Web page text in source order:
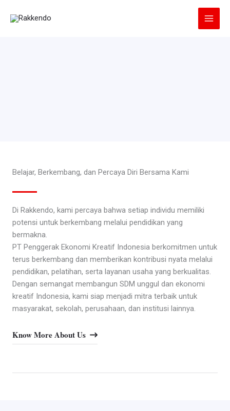
Belajar, Berkembang, dan Percaya Diri Bersama Kami
Di Rakkendo, kami percaya bahwa setiap individu memiliki
potensi untuk berkembang melalui pendidikan yang
bermakna.
PT Penggerak Ekonomi Kreatif Indonesia berkomitmen untuk
terus berkembang dan memberikan kontribusi nyata melalui
pendidikan, pelatihan, serta layanan usaha yang berkualitas.
Dengan semangat membangun SDM unggul dan ekonomi
kreatif Indonesia, kami siap menjadi mitra terbaik untuk
masyarakat, sekolah, perusahaan, dan institusi lainnya.
Know More About Us